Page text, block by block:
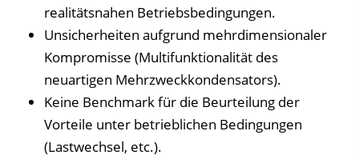
realitätsnahen Betriebsbedingungen.
Unsicherheiten aufgrund mehrdimensionaler
Kompromisse (Multifunktionalität des
neuartigen Mehrzweckkondensators).
Keine Benchmark für die Beurteilung der
Vorteile unter betrieblichen Bedingungen
(Lastwechsel, etc.).